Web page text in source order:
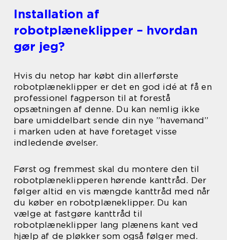
Installation af
robotplæneklipper – hvordan
gør jeg?
Hvis du netop har købt din allerførste
robotplæneklipper er det en god idé at få en
professionel fagperson til at forestå
opsætningen af denne. Du kan nemlig ikke
bare umiddelbart sende din nye ”havemand”
i marken uden at have foretaget visse
indledende øvelser.
Først og fremmest skal du montere den til
robotplæneklipperen hørende kanttråd. Der
følger altid en vis mængde kanttråd med når
du køber en robotplæneklipper. Du kan
vælge at fastgøre kanttråd til
robotplæneklipper lang plænens kant ved
hjælp af de pløkker som også følger med.